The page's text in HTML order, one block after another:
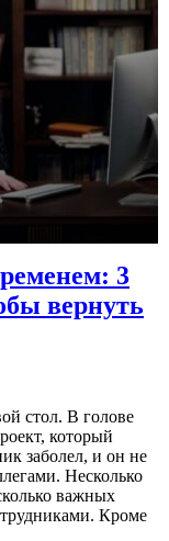
3
вернуть
стол. В голове
который
заболел, и он не
Несколько
важных
Кроме